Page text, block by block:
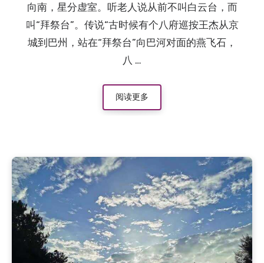
向南，星分虚室。听老人说从前不叫白云台，而
叫“拜祭台”。传说“古时候有个八府巡按王杰从京
城到巴州，站在“拜祭台”向巴河对面的燕飞石，
八 …
阅读更多